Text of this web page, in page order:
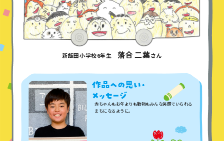
新飯田小学校6年生 落合 二葉さん
赤ちゃんもお年よりも動物もみんな笑顔でいられる
まちになるように。